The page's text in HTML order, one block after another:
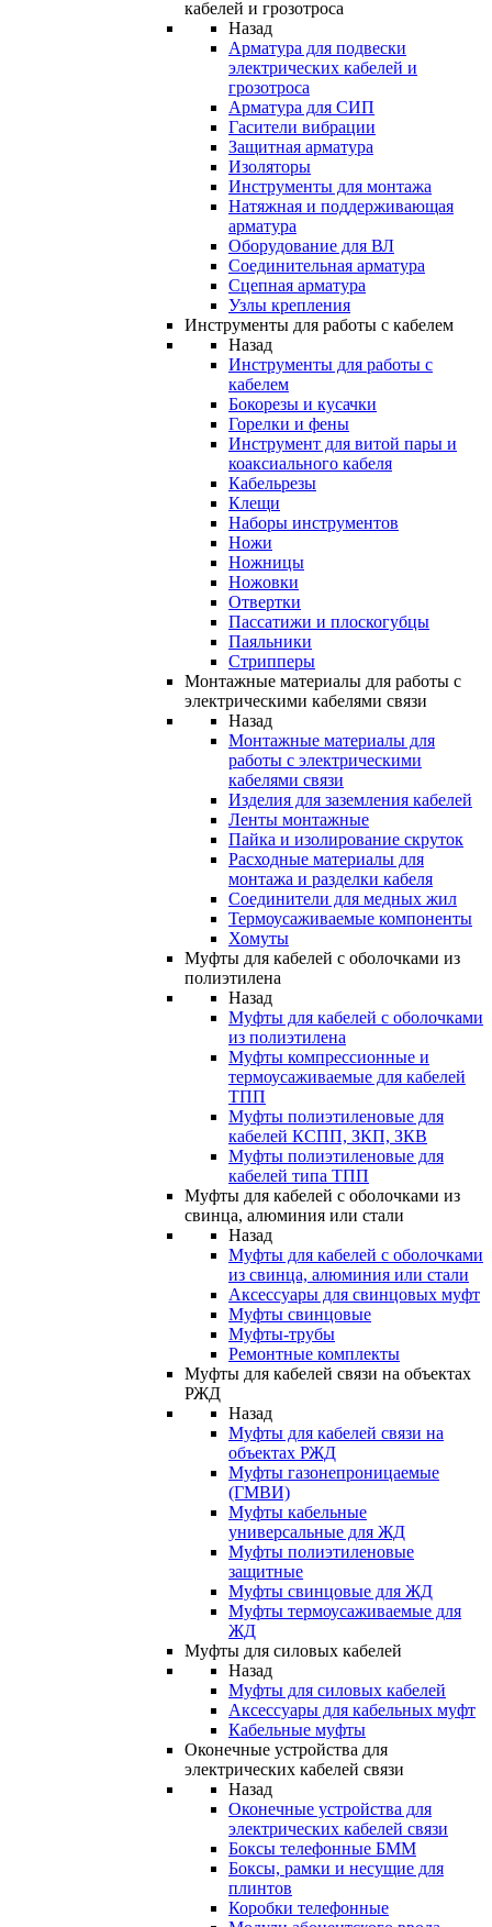
кабелей и грозотроса
Назад
Арматура для подвески
электрических кабелей и
грозотроса
Арматура для СИП
Гасители вибрации
Защитная арматура
Изоляторы
Инструменты для монтажа
Натяжная и поддерживающая
арматура
Оборудование для ВЛ
Соединительная арматура
Сцепная арматура
Узлы крепления
Инструменты для работы с кабелем
Назад
Инструменты для работы с
кабелем
Бокорезы и кусачки
Горелки и фены
Инструмент для витой пары и
коаксиального кабеля
Кабельрезы
Клещи
Наборы инструментов
Ножи
Ножницы
Ножовки
Отвертки
Пассатижи и плоскогубцы
Паяльники
Стрипперы
Монтажные материалы для работы с
электрическими кабелями связи
Назад
Монтажные материалы для
работы с электрическими
кабелями связи
Изделия для заземления кабелей
Ленты монтажные
Пайка и изолирование скруток
Расходные материалы для
монтажа и разделки кабеля
Соединители для медных жил
Термоусаживаемые компоненты
Хомуты
Муфты для кабелей с оболочками из
полиэтилена
Назад
Муфты для кабелей с оболочками
из полиэтилена
Муфты компрессионные и
термоусаживаемые для кабелей
ТПП
Муфты полиэтиленовые для
кабелей КСПП, ЗКП, ЗКВ
Муфты полиэтиленовые для
кабелей типа ТПП
Муфты для кабелей с оболочками из
свинца, алюминия или стали
Назад
Муфты для кабелей с оболочками
из свинца, алюминия или стали
Аксессуары для свинцовых муфт
Муфты свинцовые
Муфты-трубы
Ремонтные комплекты
Муфты для кабелей связи на объектах
РЖД
Назад
Муфты для кабелей связи на
объектах РЖД
Муфты газонепроницаемые
(ГМВИ)
Муфты кабельные
универсальные для ЖД
Муфты полиэтиленовые
защитные
Муфты свинцовые для ЖД
Муфты термоусаживаемые для
ЖД
Муфты для силовых кабелей
Назад
Муфты для силовых кабелей
Аксессуары для кабельных муфт
Кабельные муфты
Оконечные устройства для
электрических кабелей связи
Назад
Оконечные устройства для
электрических кабелей связи
Боксы телефонные БММ
Боксы, рамки и несущие для
плинтов
Коробки телефонные